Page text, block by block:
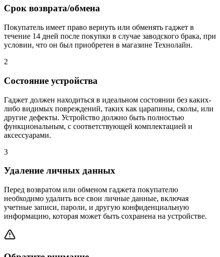
Срок возврата/обмена
Покупатель имеет право вернуть или обменять гаджет в
течение 14 дней после покупки в случае заводского брака, при
условии, что он был приобретен в магазине Технолайн.
2
Состояние устройства
Гаджет должен находиться в идеальном состоянии без каких-
либо видимых повреждений, таких как царапины, сколы, или
другие дефекты. Устройство должно быть полностью
функциональным, с соответствующей комплектацией и
аксессуарами.
3
Удаление личных данных
Перед возвратом или обменом гаджета покупателю
необходимо удалить все свои личные данные, включая
учетные записи, пароли, и другую конфиденциальную
информацию, которая может быть сохранена на устройстве.